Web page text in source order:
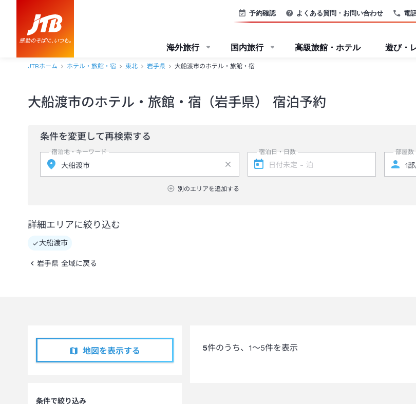
電
予約確認 よくある質問・お問い合わせ
海外旅行 国内旅行 高級旅館・ホテル 遊び・
JTBホーム ホテル・旅館・宿 東北 岩手県 大船渡市のホテル・旅館・宿
大船渡市のホテル・旅館・宿（岩手県） 宿泊予約
条件を変更して再検索する
宿泊地・キーワード
別のエリアを追加する
宿泊日・日数 部屋数
詳細エリアに絞り込む
大船渡市
岩手県 全域に戻る
地図を表示する
条件で絞り込み
5件のうち、 1～5件を表示